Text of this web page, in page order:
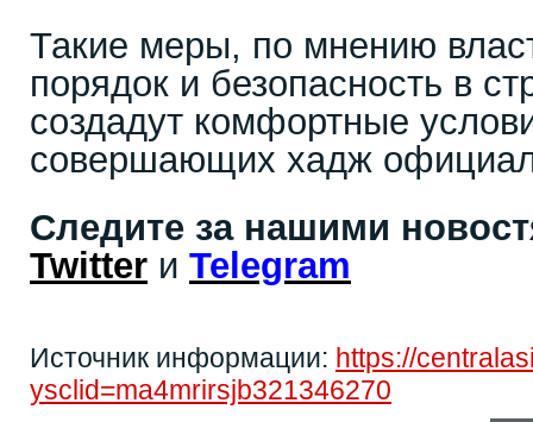
Такие меры, по мнению
порядок и безопасность в
создадут комфортные
совершающих хадж
Следите за нашими
Twitter и Telegram
Источник информации: https://
ysclid=ma4mrirsjb321346270